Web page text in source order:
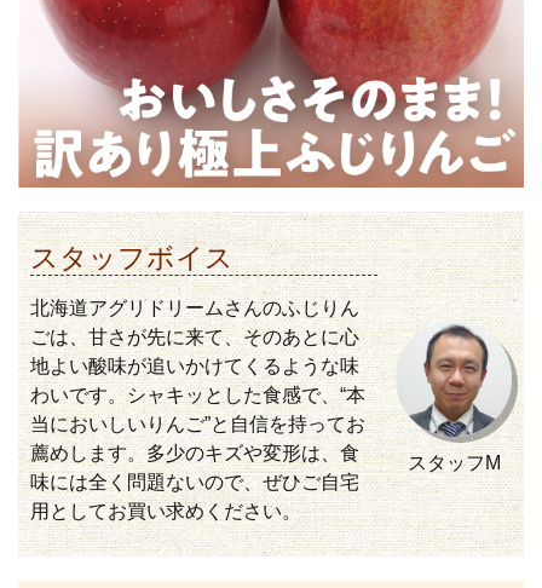
スタッフボイス
北海道アグリドリームさんのふじりん
ごは、甘さが先に来て、そのあとに心
地よい酸味が追いかけてくるような味
わいです。シャキッとした食感で、“本
当においしいりんご”と自信を持ってお
薦めします。多少のキズや変形は、食
味には全く問題ないので、ぜひご自宅
用としてお買い求めください。
スタッフM